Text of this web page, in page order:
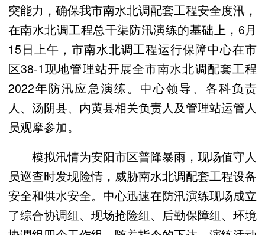
突能力，确保我市南水北调配套工程安全度汛，
在南水北调工程总干渠防汛演练的基础上，6月
15日上午，市南水北调工程运行保障中心在市
区38-1现地管理站开展全市南水北调配套工程
2022年防汛应急演练。中心领导、各科负责
人、汤阴县、内黄县相关负责人及管理站运管人
员观摩参加。
模拟汛情为安阳市区普降暴雨，现场值守人
员巡查时发现险情，威胁南水北调配套工程设备
安全和供水安全。中心迅速在防汛演练现场成立
了综合协调组、现场抢险组、后勤保障组、环境